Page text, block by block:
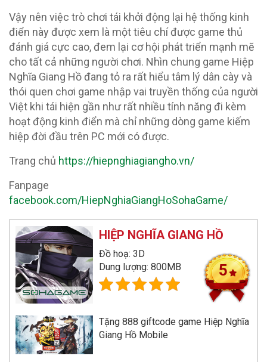
Vậy nên việc trò chơi tái khởi động lại hệ thống kinh
điển này được xem là một tiêu chí được game thủ
đánh giá cực cao, đem lại cơ hội phát triển mạnh mẽ
cho tất cả những người chơi. Nhìn chung game Hiệp
Nghĩa Giang Hồ đang tỏ ra rất hiểu tâm lý dân cày và
thói quen chơi game nhập vai truyền thống của người
Việt khi tái hiện gần như rất nhiều tính năng đi kèm
hoạt động kinh điển mà chỉ những dòng game kiếm
hiệp đời đầu trên PC mới có được.
Trang chủ https://hiepnghiagiangho.vn/
Fanpage
facebook.com/HiepNghiaGiangHoSohaGame/
HIỆP NGHĨA GIANG HỒ
Đồ hoạ: 3D
Dung lượng: 800MB
5
Tặng 888 giftcode game Hiệp Nghĩa
Giang Hồ Mobile